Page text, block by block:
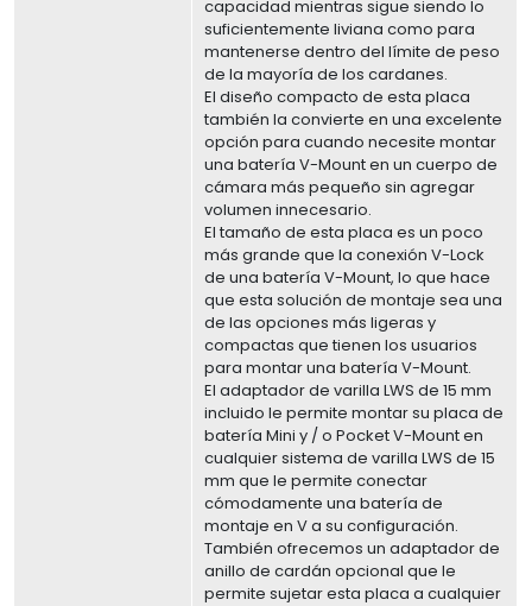
capacidad mientras sigue siendo lo
suficientemente liviana como para
mantenerse dentro del límite de peso
de la mayoría de los cardanes.
El diseño compacto de esta placa
también la convierte en una excelente
opción para cuando necesite montar
una batería V-Mount en un cuerpo de
cámara más pequeño sin agregar
volumen innecesario.
El tamaño de esta placa es un poco
más grande que la conexión V-Lock
de una batería V-Mount, lo que hace
que esta solución de montaje sea una
de las opciones más ligeras y
compactas que tienen los usuarios
para montar una batería V-Mount.
El adaptador de varilla LWS de 15 mm
incluido le permite montar su placa de
batería Mini y / o Pocket V-Mount en
cualquier sistema de varilla LWS de 15
mm que le permite conectar
cómodamente una batería de
montaje en V a su configuración.
También ofrecemos un adaptador de
anillo de cardán opcional que le
permite sujetar esta placa a cualquier